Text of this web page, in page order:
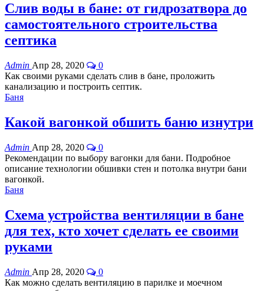
Слив воды в бане: от гидрозатвора до
самостоятельного строительства
септика
Admin Апр 28, 2020
0
Как своими руками сделать слив в бане, проложить
канализацию и построить септик.
Баня
Какой вагонкой обшить баню изнутри
Admin Апр 28, 2020
0
Рекомендации по выбору вагонки для бани. Подробное
описание технологии обшивки стен и потолка внутри бани
вагонкой.
Баня
Схема устройства вентиляции в бане
для тех, кто хочет сделать ее своими
руками
Admin Апр 28, 2020
0
Как можно сделать вентиляцию в парилке и моечном